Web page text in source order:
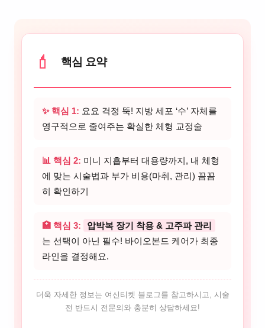
💄 핵심 요약
✨ 핵심 1: 요요 걱정 뚝! 지방 세포 ‘수’ 자체를
영구적으로 줄여주는 확실한 체형 교정술
📊 핵심 2: 미니 지흡부터 대용량까지, 내 체형
에 맞는 시술법과 부가 비용(마취, 관리) 꼼꼼
히 확인하기
🏥 핵심 3:
압박복 장기 착용 & 고주파 관리
는 선택이 아닌 필수! 바이오본드 케어가 최종
라인을 결정해요.
더욱 자세한 정보는 여신티켓 블로그를 참고하시고, 시술
전 반드시 전문의와 충분히 상담하세요!